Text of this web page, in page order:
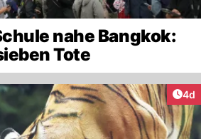
nahe Bangkok:
Tote
4d